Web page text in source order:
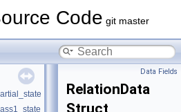
Code git master
Data Fields
RelationData
Struct